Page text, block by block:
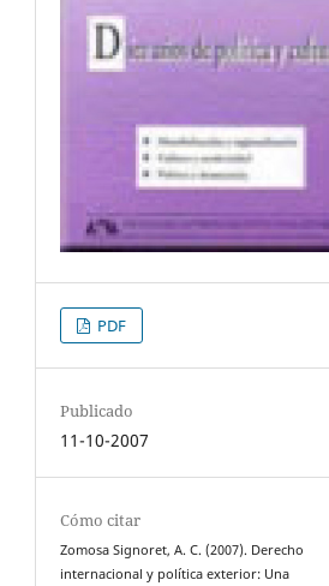
PDF
Publicado
11-10-2007
Cómo citar
Zomosa Signoret, A. C. (2007). Derecho
internacional y política exterior: Una